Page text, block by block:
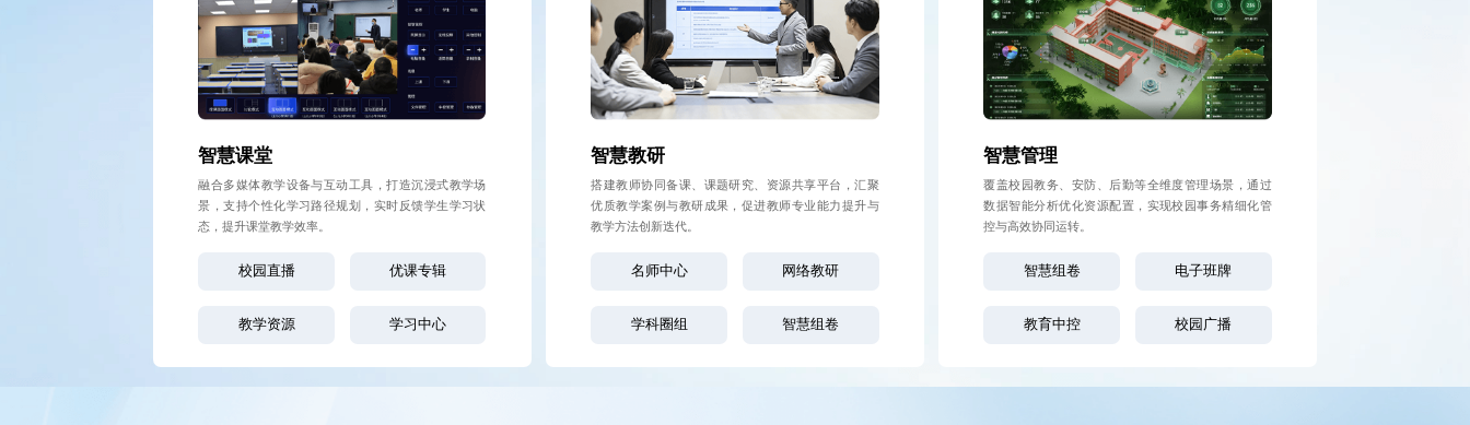
智慧课堂
融合多媒体教学设备与互动工具，打造沉浸式教学场
景，支持个性化学习路径规划，实时反馈学生学习状
态，提升课堂教学效率。
校园直播 优课专辑
教学资源 学习中心
智慧教研
搭建教师协同备课、课题研究、资源共享平台，汇聚
优质教学案例与教研成果，促进教师专业能力提升与
教学方法创新迭代。
名师中心 网络教研
学科圈组 智慧组卷
智慧管理
覆盖校园教务、安防、后勤等全维度管理场景，通过
数据智能分析优化资源配置，实现校园事务精细化管
控与高效协同运转。
智慧组卷 电子班牌
教育中控 校园广播